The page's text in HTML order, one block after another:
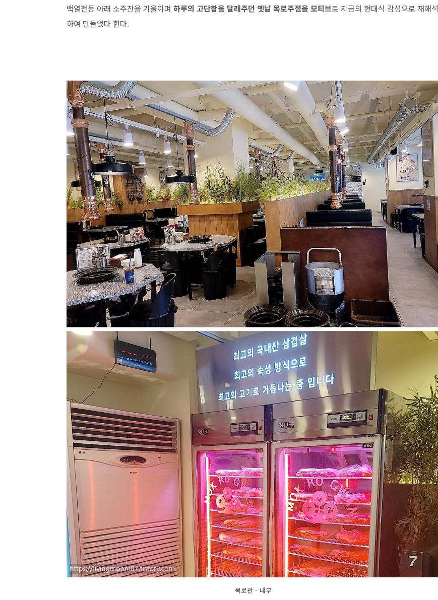
백열전등 아래 소주잔을 기울이며 하루의 고단함을 달래주던 옛날 목로주점을 모티브로 지금의 현대식 감성으로 재해석
하여 만들었다 한다.
목로관 - 내부